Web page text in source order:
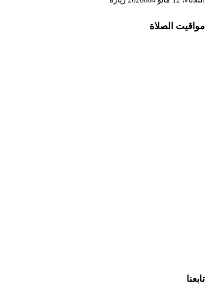
مواقيت الصلاة
تابعنا